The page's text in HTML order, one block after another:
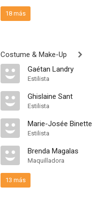
18 más
Costume & Make-Up
Gaétan Landry
Estilista
Ghislaine Sant
Estilista
Marie-Josée Binette
Estilista
Brenda Magalas
Maquilladora
13 más